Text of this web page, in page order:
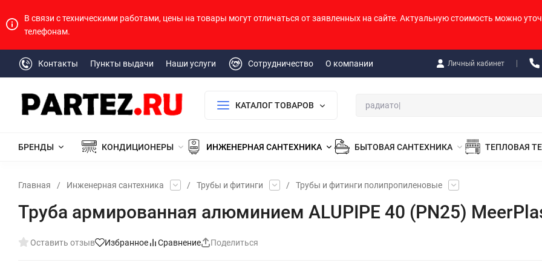
В связи с техническими работами, цены на товары могут отличаться от заявленных на сайте. Актуальную стоимость можно
телефонам.
Контакты Пункты выдачи Наши услуги Сотрудничество О компании Личный кабинет
КАТАЛОГ ТОВАРОВ
БРЕНДЫ КОНДИЦИОНЕРЫ ИНЖЕНЕРНАЯ САНТЕХНИКА БЫТОВАЯ САНТЕХНИКА ТЕПЛОВАЯ
Главная / Инженерная сантехника / Трубы и фитинги / Трубы и фитинги полипропиленовые
Труба армированная алюминием ALUPIPE 40 (PN25)
Оставить отзыв Избранное Сравнение Поделиться